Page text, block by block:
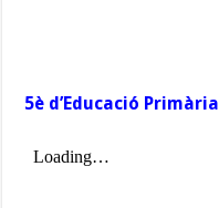
5è d’Educació Primària